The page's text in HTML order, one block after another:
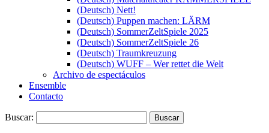
(Deutsch) Nett!
(Deutsch) Puppen machen: LÄRM
(Deutsch) SommerZeltSpiele 2025
(Deutsch) SommerZeltSpiele 26
(Deutsch) Traumkreuzung
(Deutsch) WUFF – Wer rettet die Welt
Archivo de espectáculos
Ensemble
Contacto
Buscar: